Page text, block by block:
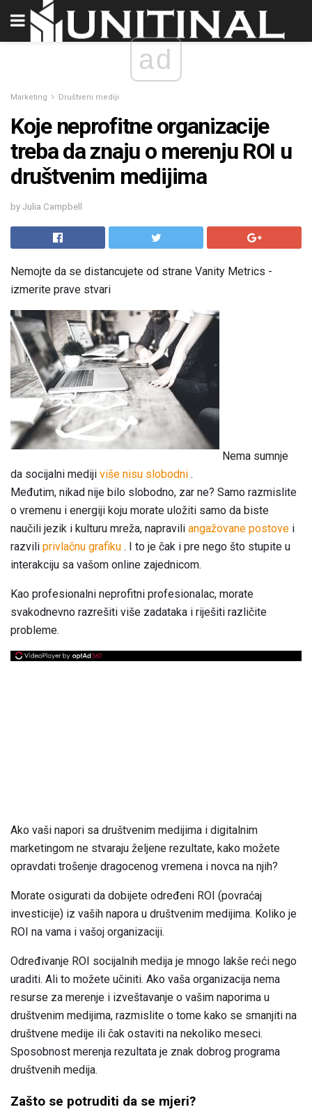
ad
Marketing Društveni mediji
Koje neprofitne organizacije
treba da znaju o merenju ROI u
društvenim medijima
by Julia Campbell
Nemojte da se distancujete od strane Vanity Metrics -
izmerite prave stvari
Nema sumnje
da socijalni mediji više nisu slobodni .
Međutim, nikad nije bilo slobodno, zar ne? Samo razmislite
o vremenu i energiji koju morate uložiti samo da biste
naučili jezik i kulturu mreža, napravili angažovane postove i
razvili privlačnu grafiku . I to je čak i pre nego što stupite u
interakciju sa vašom online zajednicom.
Kao profesionalni neprofitni profesionalac, morate
svakodnevno razrešiti više zadataka i riješiti različite
probleme.
Ako vaši napori sa društvenim medijima i digitalnim
marketingom ne stvaraju željene rezultate, kako možete
opravdati trošenje dragocenog vremena i novca na njih?
Morate osigurati da dobijete određeni ROI (povraćaj
investicije) iz vaših napora u društvenim medijima. Koliko je
ROI na vama i vašoj organizaciji.
Određivanje ROI socijalnih medija je mnogo lakše reći nego
uraditi. Ali to možete učiniti. Ako vaša organizacija nema
resurse za merenje i izveštavanje o vašim naporima u
društvenim medijima, razmislite o tome kako se smanjiti na
društvene medije ili čak ostaviti na nekoliko meseci.
Sposobnost merenja rezultata je znak dobrog programa
društvenih medija.
Zašto se potruditi da se mjeri?